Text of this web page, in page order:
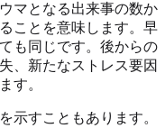
マとなる出来事の数か
ことを意味します。早
も同じです。後からの
、新たなストレス要因
す。
示すこともあります。